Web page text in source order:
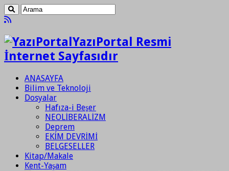
YazıPortal Resmi
İnternet Sayfasıdır
ANASAYFA
Bilim ve Teknoloji
Dosyalar
Hafıza-i Beşer
NEOLİBERALİZM
Deprem
EKİM DEVRİMİ
BELGESELLER
Kitap/Makale
Kent-Yaşam